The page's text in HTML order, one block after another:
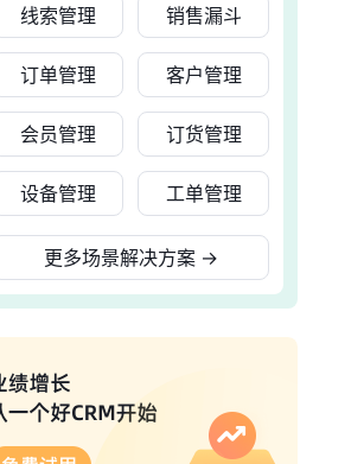
线索管理 销售漏斗
订单管理 客户管理
会员管理 订货管理
设备管理 工单管理
更多场景解决方案 →